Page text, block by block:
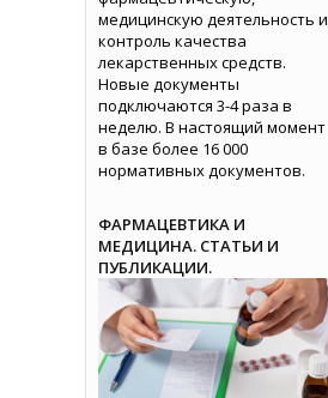
медицинскую деятельность и
контроль качества
лекарственных средств.
Новые документы
подключаются 3-4 раза в
неделю. В настоящий момент
в базе более 16 000
нормативных документов.
ФАРМАЦЕВТИКА И
МЕДИЦИНА. СТАТЬИ И
ПУБЛИКАЦИИ.